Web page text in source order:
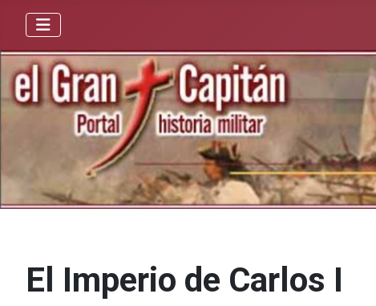
El Imperio de Carlos I